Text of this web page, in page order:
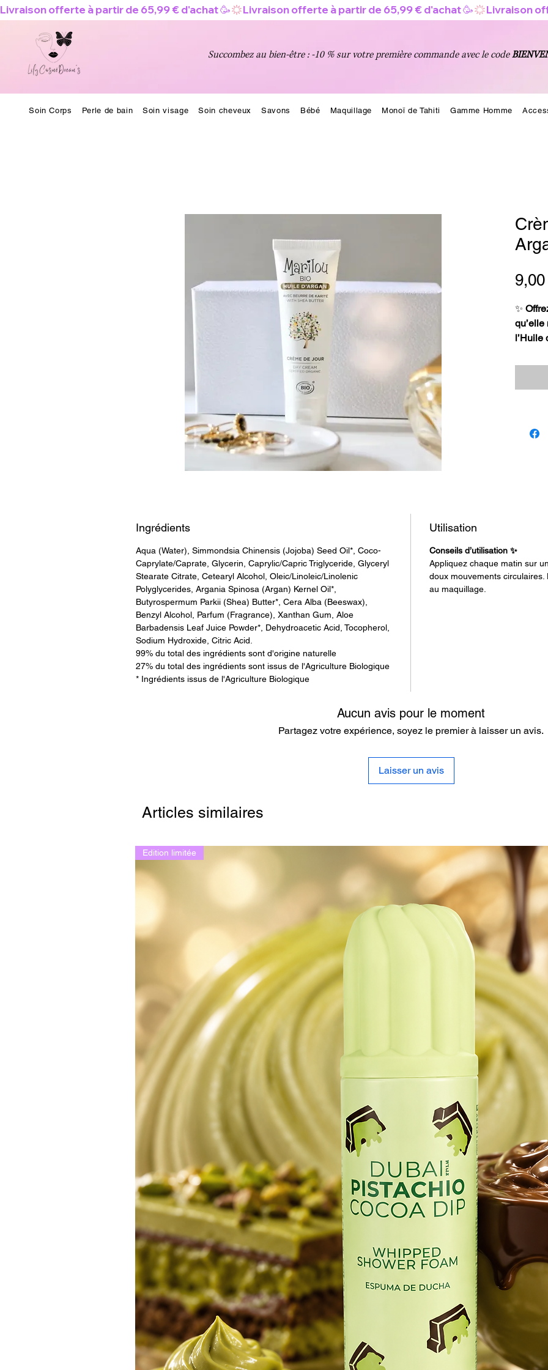
Livraison offerte à partir de 65,99 € d'achat 🥳
Succombez au bien-être : -10 % sur votre première commande avec le code
Soin Corps Perle de bain Soin visage Soin cheveux Savons Bébé Maquillage Monoï de Tahiti Gamme Homme
✨
l’Huile
Un
💛
vertus
et
Ingrédients
Aqua (Water), Simmondsia Chinensis (Jojoba) Seed Oil*, Coco-
Caprylate/Caprate, Glycerin, Caprylic/Capric Triglyceride, Glyceryl
Stearate Citrate, Cetearyl Alcohol, Oleic/Linoleic/Linolenic
Polyglycerides, Argania Spinosa (Argan) Kernel Oil*,
Butyrospermum Parkii (Shea) Butter*, Cera Alba (Beeswax),
Benzyl Alcohol, Parfum (Fragrance), Xanthan Gum, Aloe
Barbadensis Leaf Juice Powder*, Dehydroacetic Acid, Tocopherol,
Sodium Hydroxide, Citric Acid.
99% du total des ingrédients sont d'origine naturelle
27% du total des ingrédients sont issus de l'Agriculture Biologique
* Ingrédients issus de l'Agriculture Biologique
Utilisation
Conseils d’utilisation ✨
Appliquez chaque matin sur
doux mouvements
au maquillage.
Aucun avis pour le moment
Partagez votre expérience, soyez le premier à laisser un avis.
Laisser un avis
Articles similaires
Edition limitée